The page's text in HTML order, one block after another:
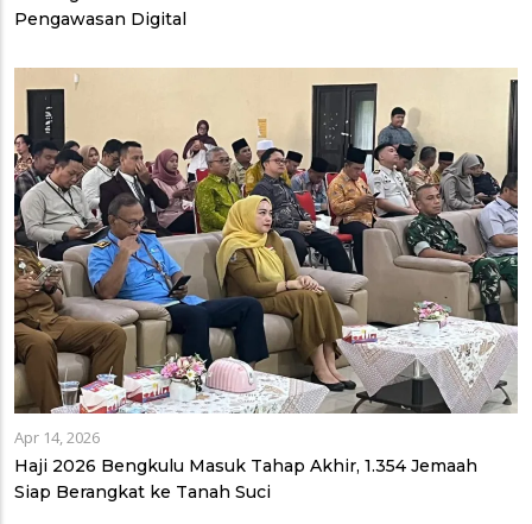
Pengawasan Digital
Apr 14, 2026
Haji 2026 Bengkulu Masuk Tahap Akhir, 1.354 Jemaah
Siap Berangkat ke Tanah Suci